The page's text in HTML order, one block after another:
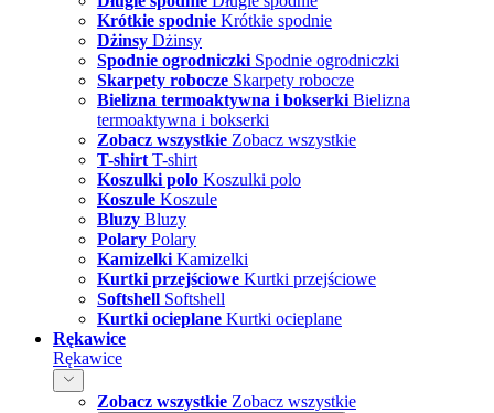
Krótkie spodnie Krótkie spodnie
Dżinsy Dżinsy
Spodnie ogrodniczki Spodnie ogrodniczki
Skarpety robocze Skarpety robocze
Bielizna termoaktywna i bokserki Bielizna
termoaktywna i bokserki
Zobacz wszystkie Zobacz wszystkie
T-shirt T-shirt
Koszulki polo Koszulki polo
Koszule Koszule
Bluzy Bluzy
Polary Polary
Kamizelki Kamizelki
Kurtki przejściowe Kurtki przejściowe
Softshell Softshell
Kurtki ocieplane Kurtki ocieplane
Rękawice
Rękawice
Zobacz wszystkie Zobacz wszystkie